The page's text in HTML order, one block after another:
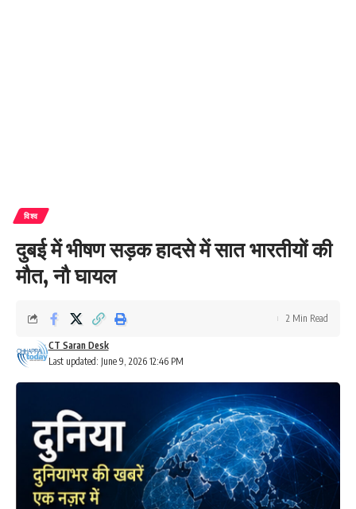
विश्व
दुबई में भीषण सड़क हादसे में सात भारतीयों की
मौत, नौ घायल
Last updated: June 9, 2026 12:46 PM
CT Saran Desk
2 Min Read